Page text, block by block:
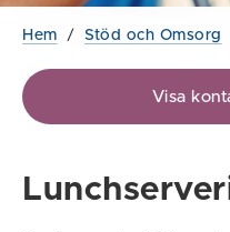
Hem / Stöd och Omsorg
Visa